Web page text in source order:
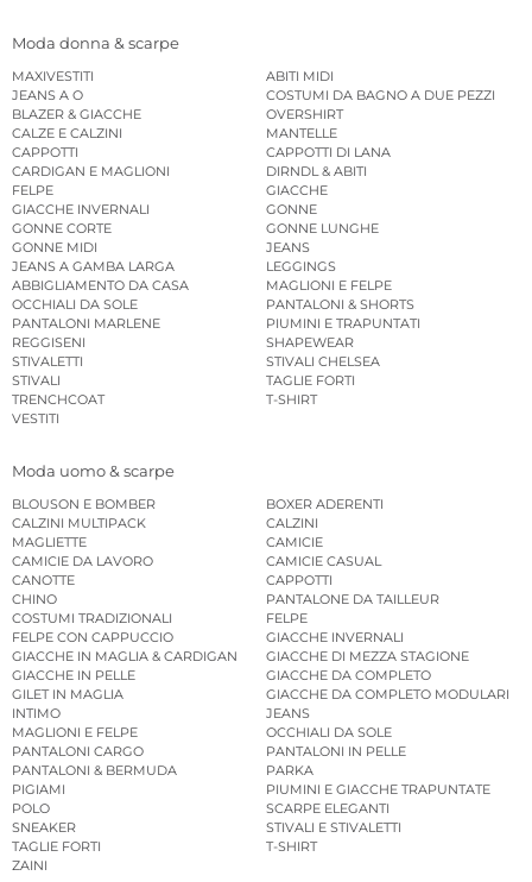
Moda donna & scarpe
MAXIVESTITI
ABITI MIDI
JEANS A O
COSTUMI DA BAGNO A DUE PEZZI
BLAZER & GIACCHE
OVERSHIRT
CALZE E CALZINI
MANTELLE
CAPPOTTI
CAPPOTTI DI LANA
CARDIGAN E MAGLIONI
DIRNDL & ABITI
FELPE
GIACCHE
GIACCHE INVERNALI
GONNE
GONNE CORTE
GONNE LUNGHE
GONNE MIDI
JEANS
JEANS A GAMBA LARGA
LEGGINGS
ABBIGLIAMENTO DA CASA
MAGLIONI E FELPE
OCCHIALI DA SOLE
PANTALONI & SHORTS
PANTALONI MARLENE
PIUMINI E TRAPUNTATI
REGGISENI
SHAPEWEAR
STIVALETTI
STIVALI CHELSEA
STIVALI
TAGLIE FORTI
TRENCHCOAT
T-SHIRT
VESTITI
Moda uomo & scarpe
BLOUSON E BOMBER
BOXER ADERENTI
CALZINI MULTIPACK
CALZINI
MAGLIETTE
CAMICIE
CAMICIE DA LAVORO
CAMICIE CASUAL
CANOTTE
CAPPOTTI
CHINO
PANTALONE DA TAILLEUR
COSTUMI TRADIZIONALI
FELPE
FELPE CON CAPPUCCIO
GIACCHE INVERNALI
GIACCHE IN MAGLIA & CARDIGAN
GIACCHE DI MEZZA STAGIONE
GIACCHE IN PELLE
GIACCHE DA COMPLETO
GILET IN MAGLIA
GIACCHE DA COMPLETO MODULARI
INTIMO
JEANS
MAGLIONI E FELPE
OCCHIALI DA SOLE
PANTALONI CARGO
PANTALONI IN PELLE
PANTALONI & BERMUDA
PARKA
PIGIAMI
PIUMINI E GIACCHE TRAPUNTATE
POLO
SCARPE ELEGANTI
SNEAKER
STIVALI E STIVALETTI
TAGLIE FORTI
T-SHIRT
ZAINI